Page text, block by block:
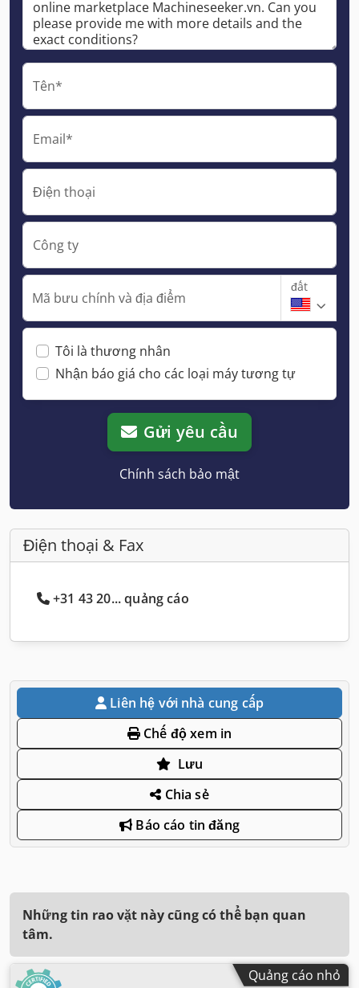
Tên*
Email*
Điện thoại
Công ty
Mã bưu chính và địa điểm
đất
Tôi là thương nhân
Nhận báo giá cho các loại máy tương tự
Gửi yêu cầu
Chính sách bảo mật
Điện thoại & Fax
+31 43 20... quảng cáo
Liên hệ với nhà cung cấp
Chế độ xem in
Lưu
Chia sẻ
Báo cáo tin đăng
Những tin rao vặt này cũng có thể bạn quan
tâm.
Quảng cáo nhỏ